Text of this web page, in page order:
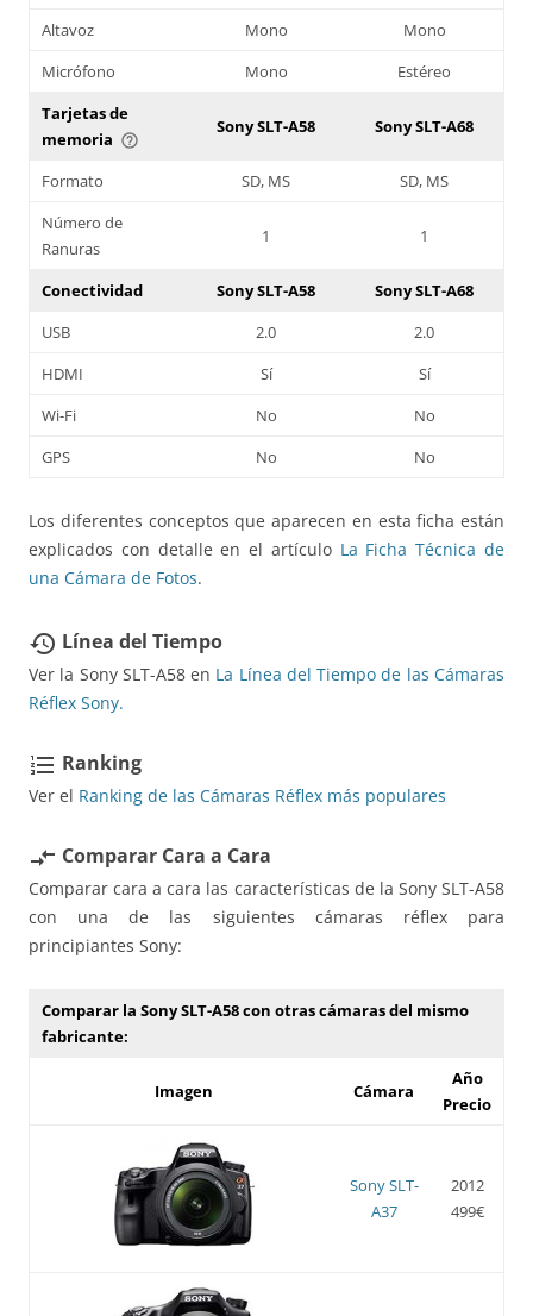
Altavoz
Mono
Mono
Micrófono
Mono
Estéreo
Tarjetas de
memoria help_outline
Sony SLT-A58 Sony SLT-A68
Formato SD, MS
SD, MS
Número de
Ranuras
1 1
Conectividad Sony SLT-A58
Sony SLT-A68
USB
2.0
2.0
HDMI
Sí
Sí
Wi-Fi
No
No
GPS
No No
Los diferentes conceptos que aparecen en esta ficha están
explicados con detalle en el artículo La Ficha Técnica de
una Cámara de Fotos.
restore Línea del Tiempo
Ver la Sony SLT-A58 en La Línea del Tiempo de las Cámaras
Réflex Sony.
format_list_numbered Ranking
Ver el Ranking de las Cámaras Réflex más populares
compare_arrows Comparar Cara a Cara
Comparar cara a cara las características de la Sony SLT-A58
con una de las siguientes cámaras réflex para
principiantes Sony:
Comparar la Sony SLT-A58 con otras cámaras del mismo
fabricante:
Imagen Cámara
Año
Precio
Sony SLT-
A37
2012
499€